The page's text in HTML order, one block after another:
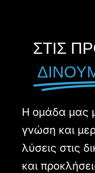
ΣΤΙΣ
Η ομάδα μας
γνώση και
λύσεις στις
και